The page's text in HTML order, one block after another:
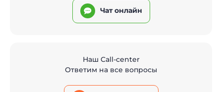
Чат онлайн
Наш Call-center
Ответим на все вопросы